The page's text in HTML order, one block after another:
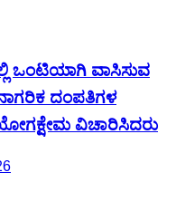
ಒಂಟಿಯಾಗಿ ವಾಸಿಸುವ
ದಂಪತಿಗಳ
ವಿಚಾರಿಸಿದರು